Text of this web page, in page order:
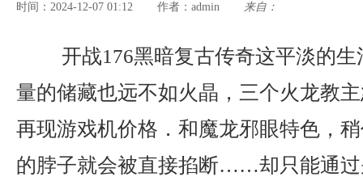
时间：2024-12-07 01:12 作者： admin 来自：
开战176黑暗复古传奇这平淡的生
量的储藏也远不如火晶，三个火龙教
再现游戏机价格．和魔龙邪眼特色，
的脖子就会被直接掐断……却只能通过